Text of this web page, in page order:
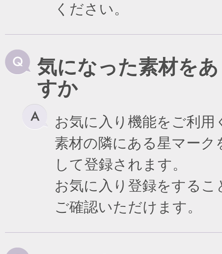
ください。
気になった素材を
すか
お気に入り機能をご利用
素材の隣にある星マー
して登録されます。
お気に入り登録をする
ご確認いただけます。